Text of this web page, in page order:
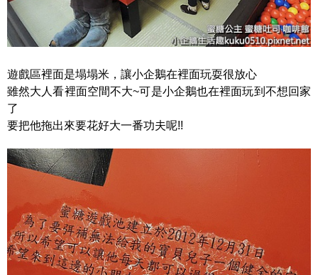
遊戲區裡面是塌塌米，讓小企鵝在裡面玩耍很放心
雖然大人看裡面空間不大~可是小企鵝也在裡面玩到不想回家
了
要把他拖出來要花好大一番功夫呢!!